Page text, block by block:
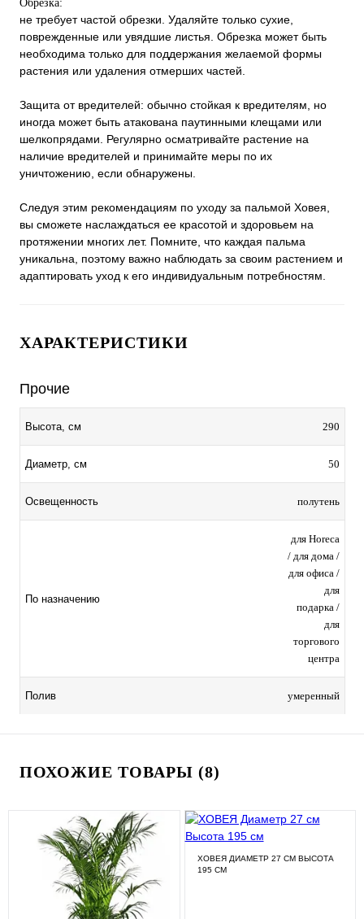
Обрезка:
не требует частой обрезки. Удаляйте только сухие,
поврежденные или увядшие листья. Обрезка может быть
необходима только для поддержания желаемой формы
растения или удаления отмерших частей.
Защита от вредителей: обычно стойкая к вредителям, но
иногда может быть атакована паутинными клещами или
шелкопрядами. Регулярно осматривайте растение на
наличие вредителей и принимайте меры по их
уничтожению, если обнаружены.
Следуя этим рекомендациям по уходу за пальмой Ховея,
вы сможете наслаждаться ее красотой и здоровьем на
протяжении многих лет. Помните, что каждая пальма
уникальна, поэтому важно наблюдать за своим растением и
адаптировать уход к его индивидуальным потребностям.
ХАРАКТЕРИСТИКИ
Прочие
Высота, см 290
Диаметр, см 50
Освещенность полутень
По назначению
для Horeca
/ для дома /
для офиса /
для
подарка /
для
торгового
центра
Полив умеренный
ПОХОЖИЕ ТОВАРЫ (8)
ХОВЕЯ ДИАМЕТР 27 СМ ВЫСОТА
195 СМ